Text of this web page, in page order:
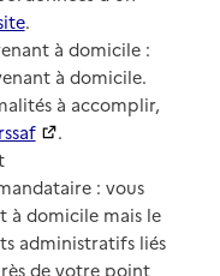
.
à domicile :
à domicile.
à accomplir,
.
: vous
à domicile mais le
administratifs liés
de votre point